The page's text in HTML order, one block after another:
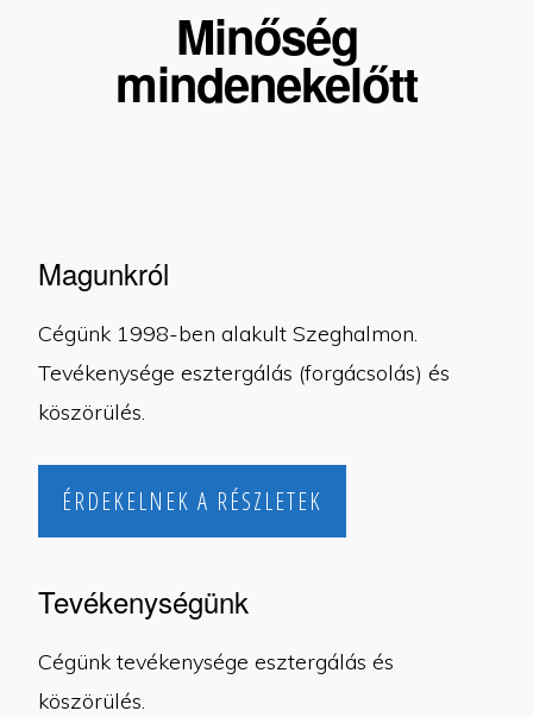
Minőség
mindenekelőtt
Magunkról
Cégünk 1998-ben alakult Szeghalmon.
Tevékenysége esztergálás (forgácsolás) és
köszörülés.
ÉRDEKELNEK A RÉSZLETEK
Tevékenységünk
Cégünk tevékenysége esztergálás és
köszörülés.